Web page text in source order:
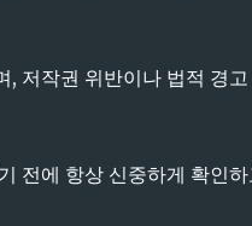
저작권 위반이나 법적 경
전에 항상 신중하게 확인